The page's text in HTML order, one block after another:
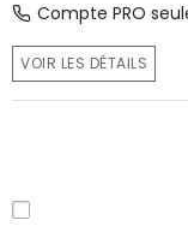
Compte PRO
VOIR LES DÉTAILS